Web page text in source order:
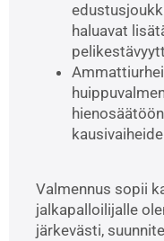
haluavat
Valmennus sopii
jalkapalloilijalle
järkevästi,